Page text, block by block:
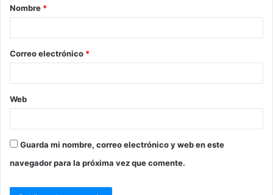
r
*
Nombre *
Correo electrónico *
Web
Guarda mi nombre, correo electrónico y web en este
navegador para la próxima vez que comente.